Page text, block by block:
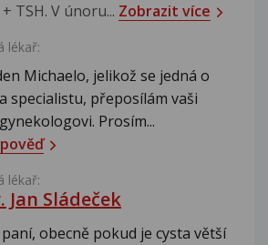
TSH. V únoru... Zobrazit více
lékař:
Michaelo, jelikož se jedná o
specialistu, přeposílám vaši
Prosím...
lékař:
Jan Sládeček
obecně pokud je cysta větší